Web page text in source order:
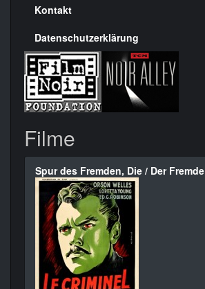
Kontakt
Datenschutzerklärung
Filme
Spur des Fremden, Die / Der Fremde